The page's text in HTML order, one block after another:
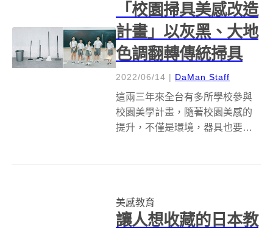
「校園掃具美感改造
計畫」以灰黑、大地
色調翻轉傳統掃具
2022/06/14 | DaMan Staff
這兩三年來全台有多所學校參與
校園美學計畫，隨著校園美感的
提升，不僅是環境，器具也要跟
的清潔用具為主角，推動「校園
掃具...
美感教育
讓人想收藏的日本教